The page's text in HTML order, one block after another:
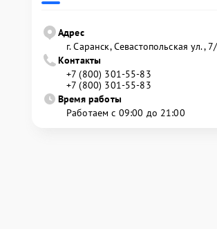
Адрес
г. Саранск, Севастопольская ул.,
Контакты
+7 (800) 301-55-83
+7 (800) 301-55-83
Время работы
Работаем с 09:00 до 21:00